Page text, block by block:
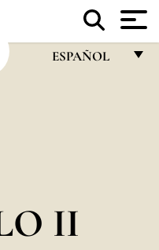
ESPAÑOL
ESPAÑOL
DEUTSCH
II